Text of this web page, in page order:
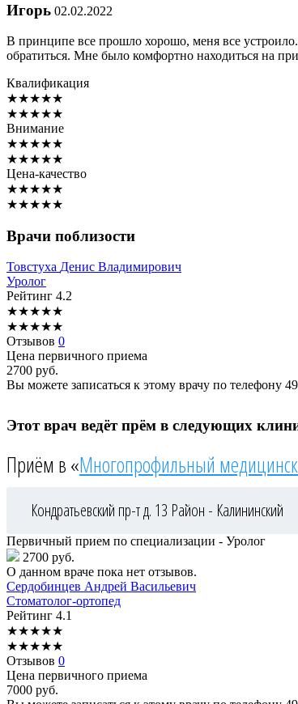
Игорь 02.02.2022
В принципе все прошло хорошо, меня все
обратиться. Мне было комфортно находиться на
Квалификация
★★★★★
★★★★★
Внимание
★★★★★
★★★★★
Цена-качество
★★★★★
★★★★★
Врачи поблизости
Товстуха Денис Владимирович
Уролог
Рейтинг 4.2
★★★★★
★★★★★
Отзывов 0
Цена первичного приема
2700 руб.
Вы можете записаться к этому врачу по телефону
Этот врач ведёт прём в следующих
Приём в «Многопрофильный
Кондратьевский пр-т д. 13 Район - Калининский
Первичный прием по специализации - Уролог
2700 руб.
О данном враче пока нет отзывов.
Сердобинцев Андрей Васильевич
Стоматолог-ортопед
Рейтинг 4.1
★★★★★
★★★★★
Отзывов 0
Цена первичного приема
7000 руб.